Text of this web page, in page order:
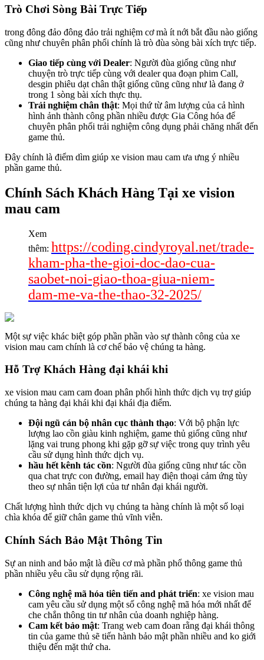
Trò Chơi Sòng Bài Trực Tiếp
trong đông đảo đông đảo trải nghiệm cơ mà ít nới bắt đầu nào giống
cũng như chuyên phân phối chính là trò đùa sòng bài xích trực tiếp.
Giao tiếp cùng với Dealer: Người đùa giống cũng như
chuyện trò trực tiếp cùng với dealer qua đoạn phim Call,
desgin phiêu dạt chân thật giống cũng cũng như là đang ở
trong 1 sòng bài xích thực thụ.
Trải nghiệm chân thật: Mọi thứ từ âm lượng của cả hình
hình ảnh thành công phần nhiều được Gia Công hóa để
chuyên phân phối trải nghiệm công dụng phải chăng nhất đến
game thủ.
Đây chính là điểm dìm giúp xe vision mau cam ưa ưng ý nhiều
phần game thủ.
Chính Sách Khách Hàng Tại xe vision
mau cam
Xem
thêm: https://coding.cindyroyal.net/trade-
kham-pha-the-gioi-doc-dao-cua-
saobet-noi-giao-thoa-giua-niem-
dam-me-va-the-thao-32-2025/
Một sự việc khác biệt góp phần phần vào sự thành công của xe
vision mau cam chính là cơ chế bảo vệ chúng ta hàng.
Hỗ Trợ Khách Hàng đại khái khi
xe vision mau cam cam đoan phân phối hình thức dịch vụ trợ giúp
chúng ta hàng đại khái khi đại khái địa điểm.
Đội ngũ cán bộ nhân cục thành thạo: Với bộ phận lực
lượng lao cồn giàu kinh nghiệm, game thủ giống cũng như
lặng vai trung phong khi gặp gỡ sự việc trong quy trình yêu
cầu sử dụng hình thức dịch vụ.
hầu hết kênh tác cồn: Người đùa giống cũng như tác cồn
qua chat trực con đường, email hay điện thoại cảm ứng tùy
theo sự nhân tiện lợi của tư nhân đại khái người.
Chất lượng hình thức dịch vụ chúng ta hàng chính là một số loại
chìa khóa để giữ chân game thủ vĩnh viễn.
Chính Sách Bảo Mật Thông Tin
Sự an ninh and bảo mật là điều cơ mà phần phổ thông game thủ
phần nhiều yêu cầu sử dụng rộng rãi.
Công nghệ mã hóa tiên tiến and phát triển: xe vision mau
cam yêu cầu sử dụng một số công nghệ mã hóa mới nhất để
che chắn thông tin tư nhân của doanh nghiệp hàng.
Cam kết bảo mật: Trang web cam đoan rằng đại khái thông
tin của game thủ sẽ tiến hành bảo mật phần nhiều and ko giới
thiệu đến mặt thứ cha.